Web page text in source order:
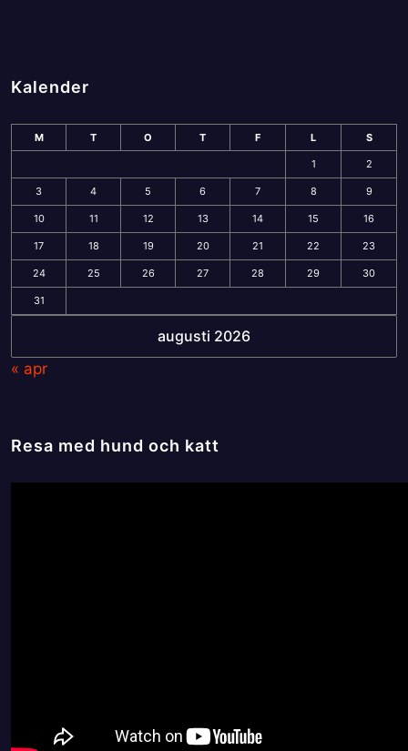
Kalender
augusti 2026
M T O T F L S
1 2
3 4 5 6 7 8 9
10 11 12 13 14 15 16
17 18 19 20 21 22 23
24 25 26 27 28 29 30
31
« apr
Resa med hund och katt